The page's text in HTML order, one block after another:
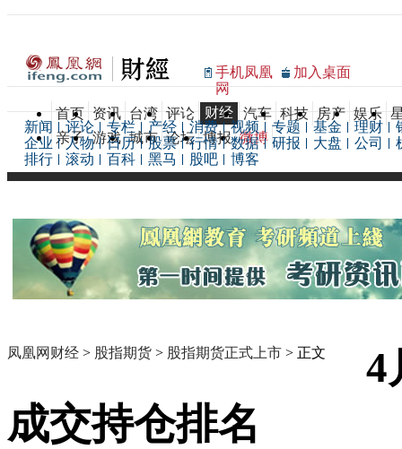
手机凤凰
网
加入桌面
首页 资讯 台湾 评论 财经 汽车 科技 房产 娱乐
亲子 游戏 城市 论坛 博报 微博
新闻 评论 专栏 产经 消费 视频 专题 基金 理财
企业
人物 日历 股票 行情 数据 研报 大盘 公司
排行
滚动 百科 黑马 股吧 博客
凤凰网财经 > 股指期货 > 股指期货正式上市 > 正文
4
成交持仓排名